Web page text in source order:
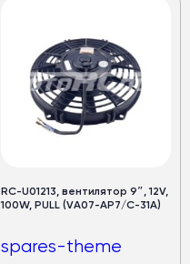
RC-U01213, вентилятор 9″, 12V,
100W, PULL (VA07-AP7/C-31A)
spares-theme